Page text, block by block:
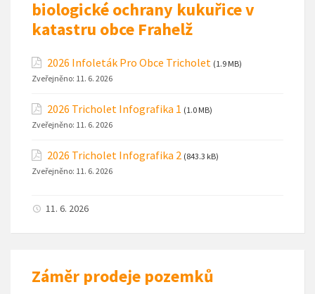
biologické ochrany kukuřice v
katastru obce Frahelž
2026 Infoleták Pro Obce Tricholet (1.9 MB)
Zveřejněno: 11. 6. 2026
2026 Tricholet Infografika 1 (1.0 MB)
Zveřejněno: 11. 6. 2026
2026 Tricholet Infografika 2 (843.3 kB)
Zveřejněno: 11. 6. 2026
11. 6. 2026
Záměr prodeje pozemků